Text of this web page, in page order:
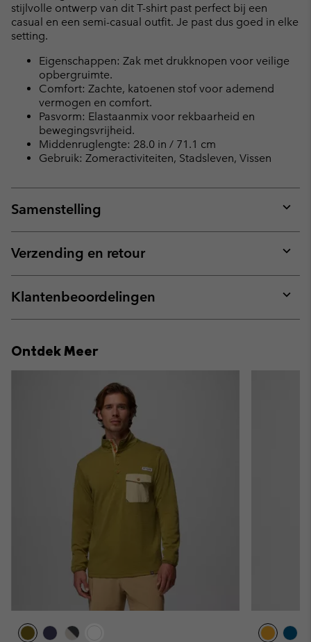
stijlvolle ontwerp van dit T-shirt past perfect bij een
casual en een semi-casual outfit. Je past dus goed in elke
setting.
Eigenschappen: Zak met drukknopen voor veilige
opbergruimte.
Comfort: Zachte, katoenen stof voor ademend
vermogen en comfort.
Pasvorm: Elastaanmix voor rekbaarheid en
bewegingsvrijheid.
Middenruglengte: 28.0 in / 71.1 cm
Gebruik: Zomeractiviteiten, Stadsleven, Vissen
Samenstelling
or
Verzending en retour
or
Klantenbeoordelingen
or
Ontdek Meer